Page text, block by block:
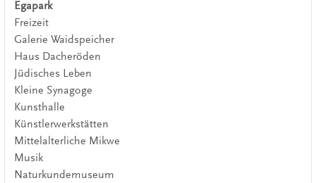
Egapark
Freizeit
Galerie Waidspeicher
Haus Dacheröden
Jüdisches Leben
Kleine Synagoge
Kunsthalle
Künstlerwerkstätten
Mittelalterliche Mikwe
Musik
Naturkundemuseum